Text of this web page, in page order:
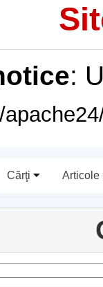
:
Cărţi Articole